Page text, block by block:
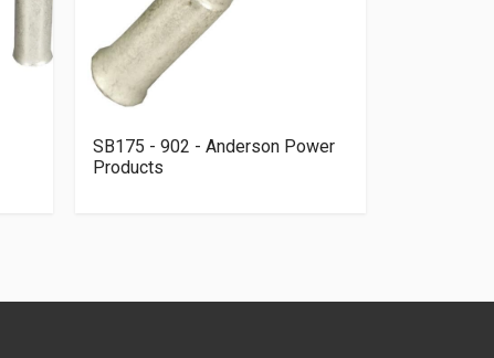
SB175 - 902 - Anderson Power
Products